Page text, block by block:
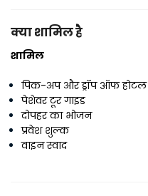
क्या शामिल है
शामिल
पिक-अप और ड्रॉप ऑफ होटल
पेशेवर टूर गाइड
दोपहर का भोजन
प्रवेश शुल्क
वाइन स्वाद